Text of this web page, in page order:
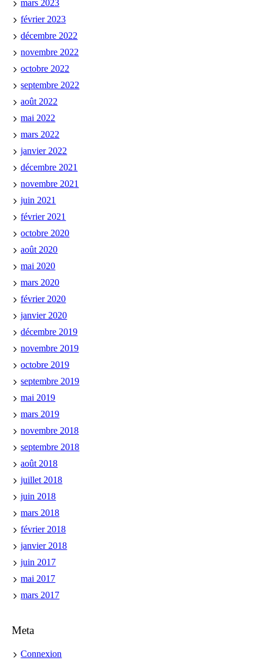
mars 2023
février 2023
décembre 2022
novembre 2022
octobre 2022
septembre 2022
août 2022
mai 2022
mars 2022
janvier 2022
décembre 2021
novembre 2021
juin 2021
février 2021
octobre 2020
août 2020
mai 2020
mars 2020
février 2020
janvier 2020
décembre 2019
novembre 2019
octobre 2019
septembre 2019
mai 2019
mars 2019
novembre 2018
septembre 2018
août 2018
juillet 2018
juin 2018
mars 2018
février 2018
janvier 2018
juin 2017
mai 2017
mars 2017
Meta
Connexion